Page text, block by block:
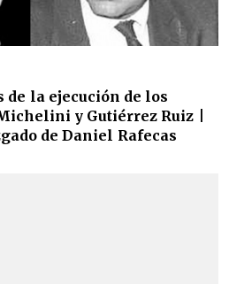
de la ejecución de los
y Gutiérrez Ruiz |
de Daniel Rafecas